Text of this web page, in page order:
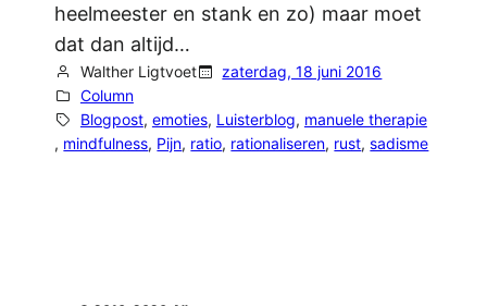
heelmeester en stank en zo) maar moet
dat dan altijd…
Walther Ligtvoet
zaterdag, 18 juni 2016
Column
Blogpost, emoties, Luisterblog, manuele therapie
, mindfulness, Pijn, ratio, rationaliseren, rust, sadisme